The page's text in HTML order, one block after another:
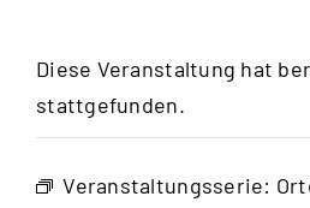
Diese Veranstaltung hat
stattgefunden.
Veranstaltungsserie: